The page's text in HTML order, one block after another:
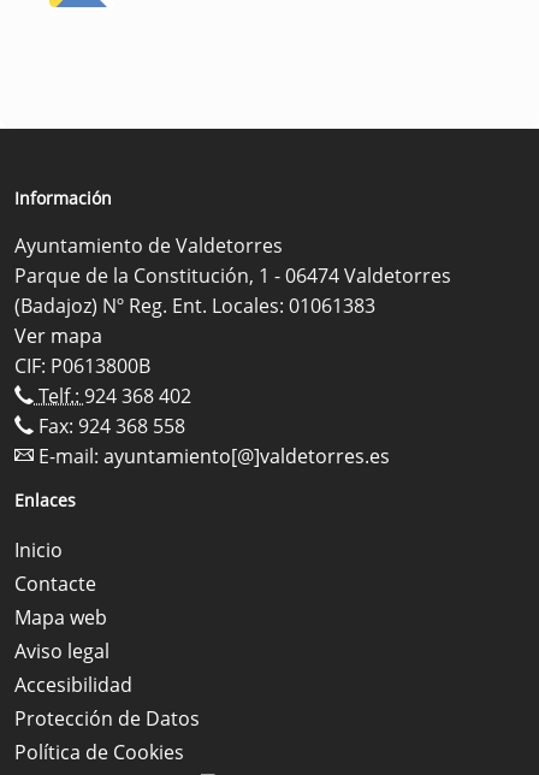
Información
Ayuntamiento de Valdetorres
Parque de la Constitución, 1 - 06474 Valdetorres
(Badajoz) Nº Reg. Ent. Locales: 01061383
Ver mapa
CIF: P0613800B
Telf.: 924 368 402
Fax: 924 368 558
E-mail: ayuntamiento[@]valdetorres.es
Enlaces
Inicio
Contacte
Mapa web
Aviso legal
Accesibilidad
Protección de Datos
Política de Cookies